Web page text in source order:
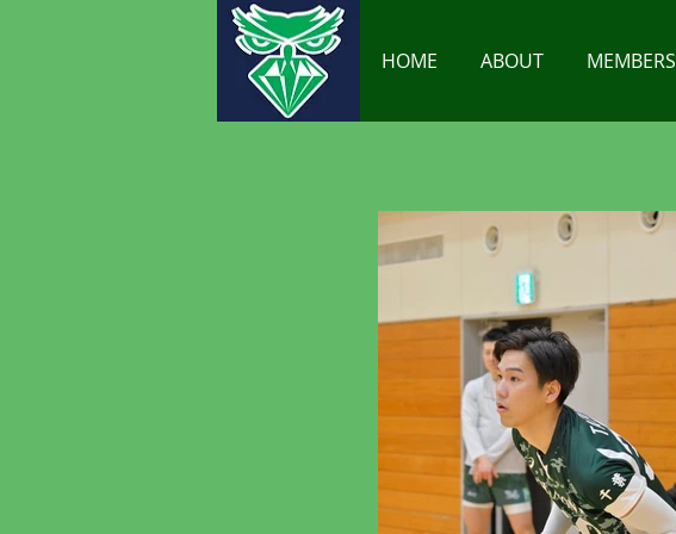
HOME ABOUT MEMBERS